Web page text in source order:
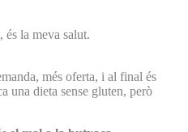
és la meva salut.
més oferta, i al final és
una dieta sense gluten, però